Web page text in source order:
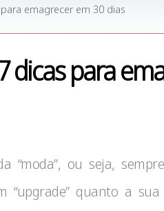
emagrecer em 30 dias
dicas para
“moda”, ou seja,
quanto a sua